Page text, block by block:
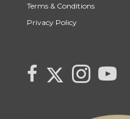
Terms & Conditions
Privacy Policy
link to Carla Beaulac's
Link to Century 21
Link to Carla
link to